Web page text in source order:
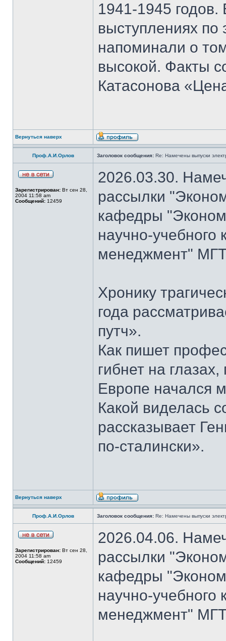
1941-1945 годов.
выступлениях по
напоминали о
высокой. Факты
Катасонова
Вернуться наверх
Проф.А.И.Орлов Заголовок сообщения: Re: Намечены выпуски
Зарегистрирован: Вт сен 28,
2004 11:58 am
Сообщений: 12459
2026.03.30.
рассылки
кафедры
научно-
менеджмент"
Хронику
года
путч».
Как пишет
гибнет на
Европе начался
Какой виделась
рассказывает
по-сталински».
Вернуться наверх
Проф.А.И.Орлов Заголовок сообщения: Re: Намечены выпуски
Зарегистрирован: Вт сен 28,
2004 11:58 am
Сообщений: 12459
2026.04.06.
рассылки
кафедры
научно-
менеджмент"